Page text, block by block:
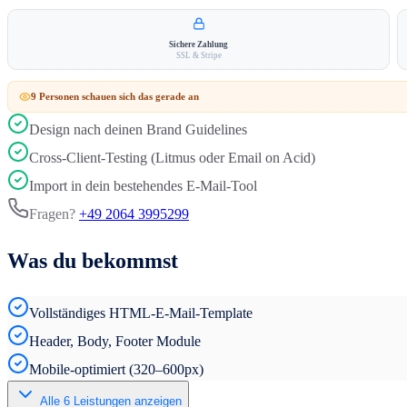
Sichere Zahlung
SSL & Stripe
9 Personen schauen sich das gerade an
Design nach deinen Brand Guidelines
Cross-Client-Testing (Litmus oder Email on Acid)
Import in dein bestehendes E-Mail-Tool
Fragen? +49 2064 3995299
Was du bekommst
Vollständiges HTML-E-Mail-Template
Header, Body, Footer Module
Mobile-optimiert (320–600px)
Alle 6 Leistungen anzeigen